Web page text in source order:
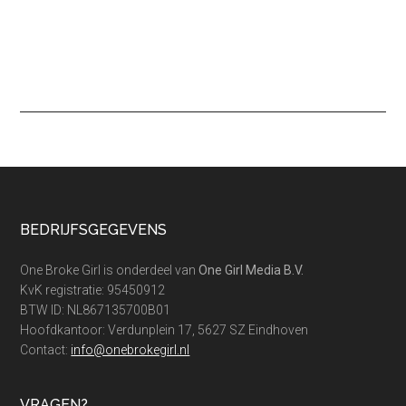
Footer
BEDRIJFSGEGEVENS
One Broke Girl is onderdeel vanOne Girl Media B.V.
KvK registratie: 95450912
BTW ID: NL867135700B01
Hoofdkantoor: Verdunplein 17, 5627 SZ Eindhoven
Contact: info@onebrokegirl.nl